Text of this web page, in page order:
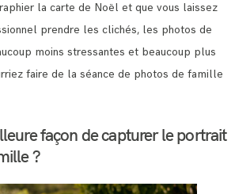
la carte de Noël et que vous laissez
prendre les clichés, les photos de
moins stressantes et beaucoup plus
faire de la séance de photos de famille
façon de capturer le portrait
?